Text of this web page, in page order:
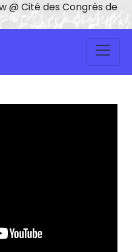
@ Cité des Congrès de